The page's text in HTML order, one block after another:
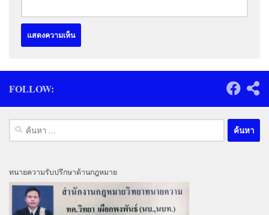
FOLLOW:
ค้นหา
สำหรับ:
ทนายความรับปรึกษาด้านกฎหมาย